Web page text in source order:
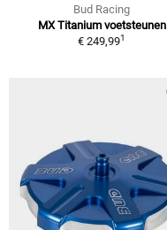
Bud Racing
MX Titanium voetsteunen
€ 249,991